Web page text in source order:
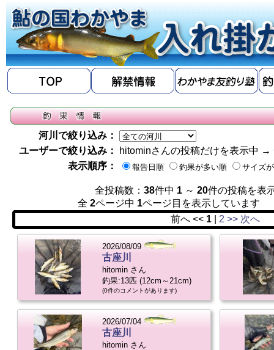
河川で絞り込み：
ユーザーで絞り込み：
hitominさんの投稿だけを表示中 →
表示順序：
報告日順 釣果が多い順 サイズ
全投稿数： 38件中 1 ～ 20件の投稿を表
全 2ページ中 1ページ目を表示していま
前へ << 1| 2 >> 次へ
2026/08/09
古座川
hitomin さん
釣果:13匹 (12cm～21cm)
(0件のコメントがあります)
2026/07/04
古座川
hitomin さん